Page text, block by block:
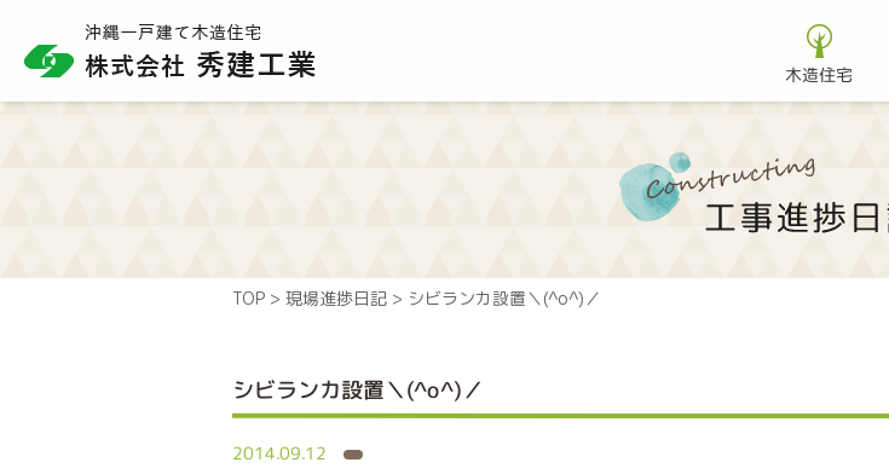
木造住宅
TOP > 現場進捗日記 > シビランカ設置＼(^o^)／
シビランカ設置＼(^o^)／
2014.09.12